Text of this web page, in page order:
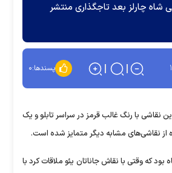
شاه چارلز بعد تاجگذاری منتشر
پسندها:۰
نقاشی با رنگ غالب قرمز در سراسر تابلو و یک
از نقاشی‌های مشابه دیگر متمایز شده است.
بود که وقتی با نقاش جاناتان یئو ملاقات کرد با